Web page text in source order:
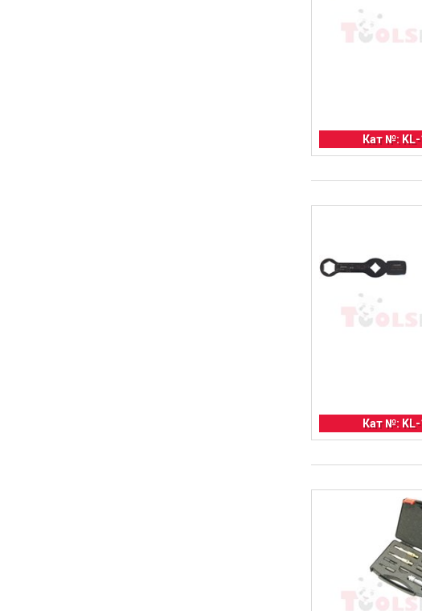
Кат №:
Кат №: